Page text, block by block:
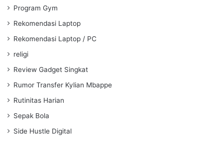
Program Gym
Rekomendasi Laptop
Rekomendasi Laptop / PC
religi
Review Gadget Singkat
Rumor Transfer Kylian Mbappe
Rutinitas Harian
Sepak Bola
Side Hustle Digital